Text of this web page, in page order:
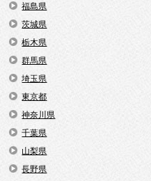
福島県
茨城県
栃木県
群馬県
埼玉県
東京都
神奈川県
千葉県
山梨県
長野県